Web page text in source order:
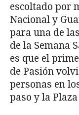
escoltado por
Nacional y
para una de
de la Semana
es que el
de Pasión
personas en
paso y la